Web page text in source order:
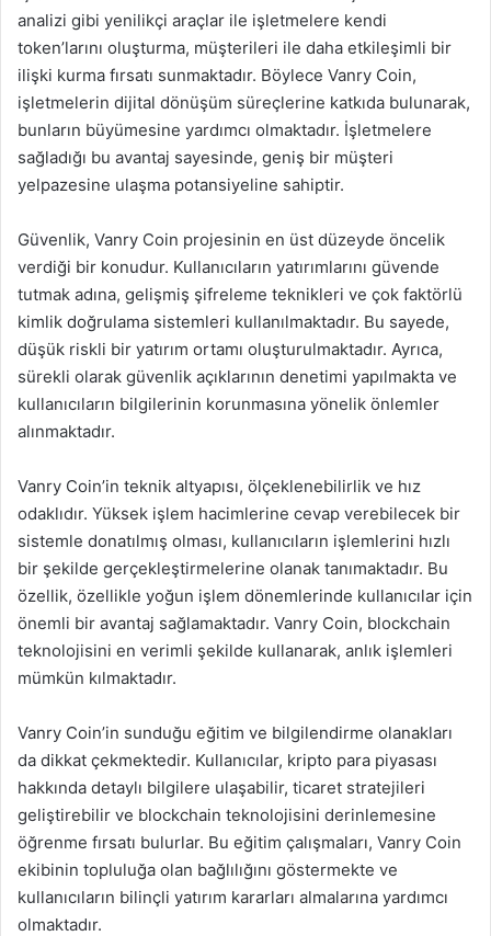
analizi gibi yenilikçi araçlar ile işletmelere kendi
token’larını oluşturma, müşterileri ile daha etkileşimli bir
ilişki kurma fırsatı sunmaktadır. Böylece Vanry Coin,
işletmelerin dijital dönüşüm süreçlerine katkıda bulunarak,
bunların büyümesine yardımcı olmaktadır. İşletmelere
sağladığı bu avantaj sayesinde, geniş bir müşteri
yelpazesine ulaşma potansiyeline sahiptir.
Güvenlik, Vanry Coin projesinin en üst düzeyde öncelik
verdiği bir konudur. Kullanıcıların yatırımlarını güvende
tutmak adına, gelişmiş şifreleme teknikleri ve çok faktörlü
kimlik doğrulama sistemleri kullanılmaktadır. Bu sayede,
düşük riskli bir yatırım ortamı oluşturulmaktadır. Ayrıca,
sürekli olarak güvenlik açıklarının denetimi yapılmakta ve
kullanıcıların bilgilerinin korunmasına yönelik önlemler
alınmaktadır.
Vanry Coin’in teknik altyapısı, ölçeklenebilirlik ve hız
odaklıdır. Yüksek işlem hacimlerine cevap verebilecek bir
sistemle donatılmış olması, kullanıcıların işlemlerini hızlı
bir şekilde gerçekleştirmelerine olanak tanımaktadır. Bu
özellik, özellikle yoğun işlem dönemlerinde kullanıcılar için
önemli bir avantaj sağlamaktadır. Vanry Coin, blockchain
teknolojisini en verimli şekilde kullanarak, anlık işlemleri
mümkün kılmaktadır.
Vanry Coin’in sunduğu eğitim ve bilgilendirme olanakları
da dikkat çekmektedir. Kullanıcılar, kripto para piyasası
hakkında detaylı bilgilere ulaşabilir, ticaret stratejileri
geliştirebilir ve blockchain teknolojisini derinlemesine
öğrenme fırsatı bulurlar. Bu eğitim çalışmaları, Vanry Coin
ekibinin topluluğa olan bağlılığını göstermekte ve
kullanıcıların bilinçli yatırım kararları almalarına yardımcı
olmaktadır.